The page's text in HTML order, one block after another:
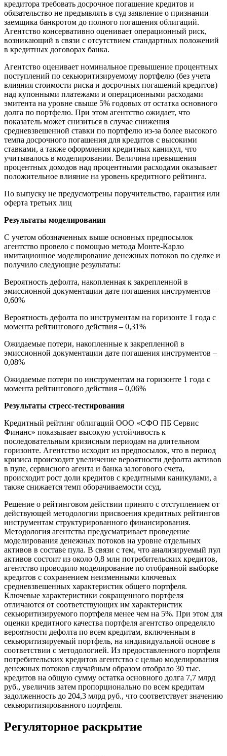
кредитора требовать досрочное погашение кредитов и
обязательство не предъявлять в суд заявление о признании
заемщика банкротом до полного погашения облигаций.
Агентство консервативно оценивает операционный риск,
возникающий в связи с отсутствием стандартных положений
в кредитных договорах банка.
Агентство оценивает номинальное превышение процентных
поступлений по секьюритизируемому портфелю (без учета
влияния стоимости риска и досрочных погашений кредитов)
над купонными платежами и операционными расходами
эмитента на уровне свыше 5% годовых от остатка основного
долга по портфелю. При этом агентство ожидает, что
показатель может снизиться в случае снижения
средневзвешенной ставки по портфелю из-за более высокого
темпа досрочного погашения для кредитов с высокими
ставками, а также оформления кредитных каникул, что
учитывалось в моделировании. Величина превышения
процентных доходов над процентными расходами оказывает
положительное влияние на уровень кредитного рейтинга.
По выпуску не предусмотрены поручительство, гарантия или
оферта третьих лиц
Результаты моделирования
С учетом обозначенных выше основных предпосылок
агентство провело с помощью метода Монте-Карло
имитационное моделирование денежных потоков по сделке и
получило следующие результаты:
Вероятность дефолта, накопленная к закрепленной в
эмиссионной документации дате погашения инструментов –
0,60%
Вероятность дефолта по инструментам на горизонте 1 года с
момента рейтингового действия – 0,31%
Ожидаемые потери, накопленные к закрепленной в
эмиссионной документации дате погашения инструментов –
0,08%
Ожидаемые потери по инструментам на горизонте 1 года с
момента рейтингового действия – 0,06%
Результаты стресс-тестирования
Кредитный рейтинг облигаций ООО «СФО ПБ Сервис
Финанс» показывает высокую устойчивость к
последовательным кризисным периодам на длительном
горизонте. Агентство исходит из предпосылок, что в период
кризиса происходит увеличение вероятности дефолта активов
в пуле, сервисного агента и банка залогового счета,
происходит рост доли кредитов с кредитными каникулами, а
также снижается темп оборачиваемости ссуд.
Решение о рейтинговом действии принято с отступлением от
действующей методологии присвоения кредитных рейтингов
инструментам структурированного финансирования.
Методология агентства предусматривает проведение
моделирования денежных потоков на уровне отдельных
активов в составе пула. В связи с тем, что анализируемый пул
активов состоит из около 0,8 млн потребительских кредитов,
агентство проводило моделирование по отобранной выборке
кредитов с сохранением неизменными ключевых
средневзвешенных характеристик общего портфеля.
Ключевые характеристики сокращенного портфеля
отличаются от соответствующих им характеристик
секьюритизируемого портфеля менее чем на 5%. При этом для
оценки кредитного качества портфеля агентство определяло
вероятности дефолта по всем кредитам, включенным в
секьюритизируемый портфель, на индивидуальной основе в
соответствии с методологией. Из предоставленного портфеля
потребительских кредитов агентство с целью моделирования
денежных потоков случайным образом отобрало 30 тыс.
кредитов на общую сумму остатка основного долга 7,7 млрд
руб., увеличив затем пропорционально по всем кредитам
задолженность до 204,3 млрд руб., что соответствует значению
секьюритизированного портфеля.
Регуляторное раскрытие